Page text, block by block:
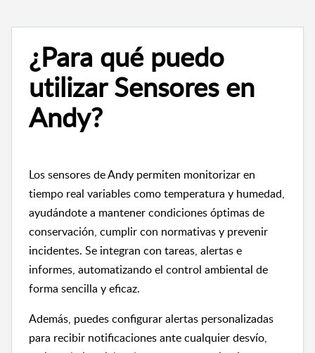
¿Para qué puedo
utilizar Sensores en
Andy?
Los sensores de Andy permiten monitorizar en
tiempo real variables como temperatura y humedad,
ayudándote a mantener condiciones óptimas de
conservación, cumplir con normativas y prevenir
incidentes. Se integran con tareas, alertas e
informes, automatizando el control ambiental de
forma sencilla y eficaz.
Además, puedes configurar alertas personalizadas
para recibir notificaciones ante cualquier desvío,